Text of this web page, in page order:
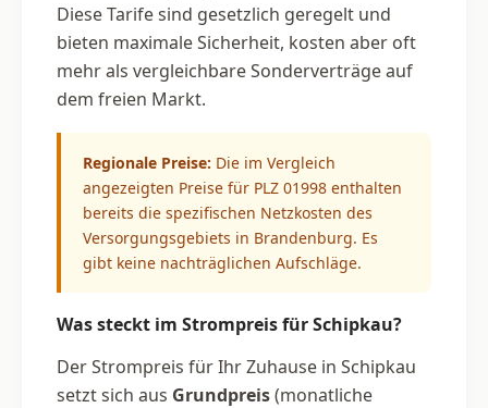
Diese Tarife sind gesetzlich geregelt und
bieten maximale Sicherheit, kosten aber oft
mehr als vergleichbare Sonderverträge auf
dem freien Markt.
Regionale Preise: Die im Vergleich
angezeigten Preise für PLZ 01998 enthalten
bereits die spezifischen Netzkosten des
Versorgungsgebiets in Brandenburg. Es
gibt keine nachträglichen Aufschläge.
Was steckt im Strompreis für Schipkau?
Der Strompreis für Ihr Zuhause in Schipkau
setzt sich aus Grundpreis(monatliche